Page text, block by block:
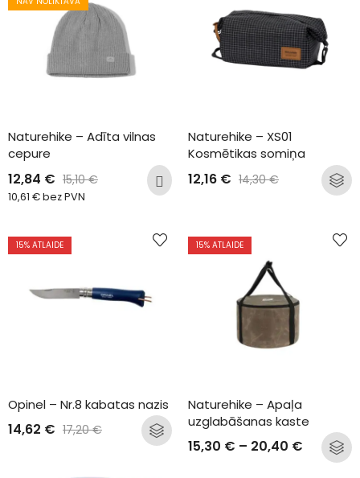
Naturehike – Adīta vilnas
cepure
12,84 € 15,10€
10,61 €bez PVN
Naturehike – XS01
Kosmētikas somiņa
12,16 € 14,30€
15% ATLAIDE
Opinel – Nr.8 kabatas nazis
14,62 € 17,20€
15% ATLAIDE
Naturehike – Apaļa
uzglabāšanas kaste
15,30 € – 20,40 €